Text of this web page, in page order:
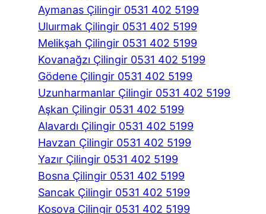
Aymanas Çilingir 0531 402 5199
Uluırmak Çilingir 0531 402 5199
Melikşah Çilingir 0531 402 5199
Kovanağzı Çilingir 0531 402 5199
Gödene Çilingir 0531 402 5199
Uzunharmanlar Çilingir 0531 402 5199
Aşkan Çilingir 0531 402 5199
Alavardı Çilingir 0531 402 5199
Havzan Çilingir 0531 402 5199
Yazır Çilingir 0531 402 5199
Bosna Çilingir 0531 402 5199
Sancak Çilingir 0531 402 5199
Kosova Çilingir 0531 402 5199